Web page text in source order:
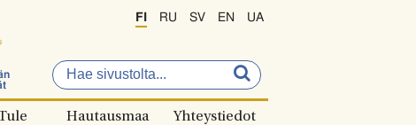
FI RU SV EN UA
Hautausmaa Yhteystiedot